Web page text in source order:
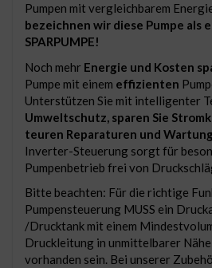
Pumpen mit vergleichbarem
bezeichnen wir diese Pumpe als
SPARPUMPE!
Noch mehr Energie und Kosten
Pumpe mit einem effizienten
Unterstützen Sie mit intelligenter
Umweltschutz, sparen Sie
teuren Reparaturen und
Inverter-Steuerung sorgt für
Pumpenbetrieb frei von
Bitte beachten: Für die richtige
Pumpensteuerung MUSS ein
/Drucktank mit einem
Druckleitung in unmittelbarer
vorhanden sein. Bei unserer